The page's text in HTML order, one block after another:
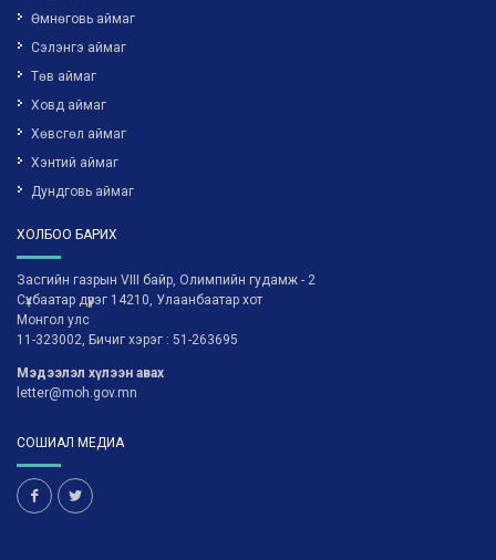
Өмнөговь аймаг
Сэлэнгэ аймаг
Төв аймаг
Ховд аймаг
Хөвсгөл аймаг
Хэнтий аймаг
Дундговь аймаг
ХОЛБОО БАРИХ
Засгийн газрын VIII байр, Олимпийн гудамж - 2
Сүхбаатар дүүрэг 14210, Улаанбаатар хот
Монгол улс
11-323002, Бичиг хэрэг : 51-263695
Мэдээлэл хүлээн авах
letter@moh.gov.mn
СОШИАЛ МЕДИА